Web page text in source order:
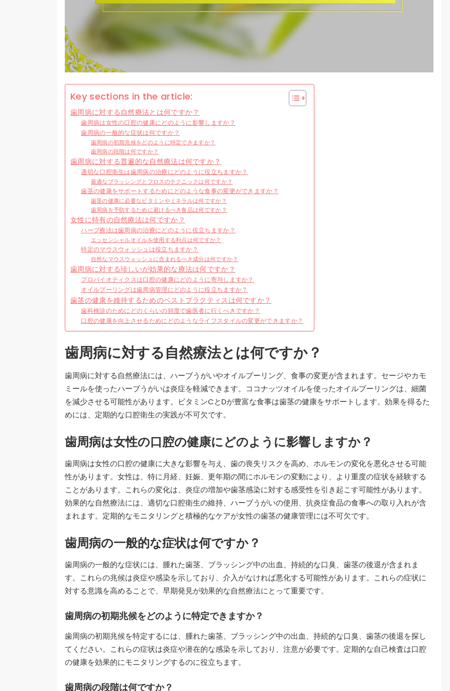
Key sections in the article:
歯周病に対する自然療法とは何ですか？
歯周病は女性の口腔の健康にどのように影響しますか？
歯周病の一般的な症状は何ですか？
歯周病の初期兆候をどのように特定できますか？
歯周病の段階は何ですか？
歯周病に対する普遍的な自然療法は何ですか？
適切な口腔衛生は歯周病の治療にどのように役立ちますか？
最適なブラッシングとフロスのテクニックは何ですか？
歯茎の健康をサポートするためにどのような食事の変更ができますか？
歯茎の健康に必要なビタミンやミネラルは何ですか？
歯周病を予防するために避けるべき食品は何ですか？
女性に特有の自然療法は何ですか？
ハーブ療法は歯周病の治療にどのように役立ちますか？
エッセンシャルオイルを使用する利点は何ですか？
特定のマウスウォッシュは役立ちますか？
自然なマウスウォッシュに含まれるべき成分は何ですか？
歯周病に対する珍しいが効果的な療法は何ですか？
プロバイオティクスは口腔の健康にどのように寄与しますか？
オイルプーリングは歯周病管理にどのように役立ちますか？
歯茎の健康を維持するためのベストプラクティスは何ですか？
歯科検診のためにどのくらいの頻度で歯医者に行くべきですか？
口腔の健康を向上させるためにどのようなライフスタイルの変更ができますか？
歯周病に対する自然療法とは何ですか？
歯周病に対する自然療法には、ハーブうがいやオイルプーリング、食事の変更が含まれます。セージやカモ
ミールを使ったハーブうがいは炎症を軽減できます。ココナッツオイルを使ったオイルプーリングは、細菌
を減少させる可能性があります。ビタミンCとDが豊富な食事は歯茎の健康をサポートします。効果を得るた
めには、定期的な口腔衛生の実践が不可欠です。
歯周病は女性の口腔の健康にどのように影響しますか？
歯周病は女性の口腔の健康に大きな影響を与え、歯の喪失リスクを高め、ホルモンの変化を悪化させる可能
性があります。女性は、特に月経、妊娠、更年期の間にホルモンの変動により、より重度の症状を経験する
ことがあります。これらの変化は、炎症の増加や歯茎感染に対する感受性を引き起こす可能性があります。
効果的な自然療法には、適切な口腔衛生の維持、ハーブうがいの使用、抗炎症食品の食事への取り入れが含
まれます。定期的なモニタリングと積極的なケアが女性の歯茎の健康管理には不可欠です。
歯周病の一般的な症状は何ですか？
歯周病の一般的な症状には、腫れた歯茎、ブラッシング中の出血、持続的な口臭、歯茎の後退が含まれま
す。これらの兆候は炎症や感染を示しており、介入がなければ悪化する可能性があります。これらの症状に
対する意識を高めることで、早期発見が効果的な自然療法にとって重要です。
歯周病の初期兆候をどのように特定できますか？
歯周病の初期兆候を特定するには、腫れた歯茎、ブラッシング中の出血、持続的な口臭、歯茎の後退を探し
てください。これらの症状は炎症や潜在的な感染を示しており、注意が必要です。定期的な自己検査は口腔
の健康を効果的にモニタリングするのに役立ちます。
歯周病の段階は何ですか？